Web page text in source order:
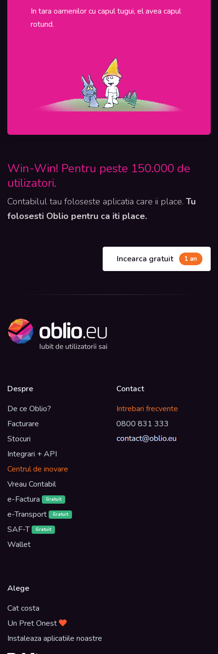
In tara oamenilor cu capul tugui, el avea capul
rotund.
Win-Win! Pentru peste 150.000 de
utilizatori.
Contabilul tau foloseste aplicatia care ii place. Tu
folosesti Oblio pentru ca iti place.
Incearca gratuit 1 an
Despre
De ce Oblio?
Facturare
Stocuri
Integrari + API
Centrul de inovare
Vreau Contabil
e-Factura
Gratuit
e-Transport Gratuit
SAF-T Gratuit
Wallet
Contact
Intrebari frecvente
0800 831 333
Alege
Cat costa
Un Pret Onest
Instaleaza aplicatiile noastre